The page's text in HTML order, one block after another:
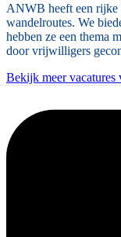
ANWB heeft een rijke
wandelroutes. We
hebben ze een thema
door vrijwilligers
Bekijk meer